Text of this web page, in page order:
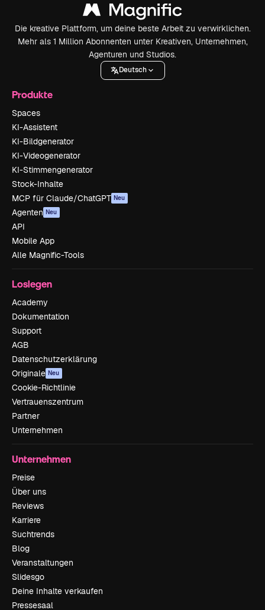
Die kreative Plattform, um deine beste Arbeit zu verwirklichen.
Mehr als 1 Million Abonnenten unter Kreativen, Unternehmen,
Agenturen und Studios.
Deutsch
Produkte
Spaces
KI-Assistent
KI-Bildgenerator
KI-Videogenerator
KI-Stimmengenerator
Stock-Inhalte
MCP für Claude/ChatGPT Neu
Agenten Neu
API
Mobile App
Alle Magnific-Tools
Loslegen
Academy
Dokumentation
Support
AGB
Datenschutzerklärung
Originale Neu
Cookie-Richtlinie
Vertrauenszentrum
Partner
Unternehmen
Unternehmen
Preise
Über uns
Reviews
Karriere
Suchtrends
Blog
Veranstaltungen
Slidesgo
Deine Inhalte verkaufen
Pressesaal